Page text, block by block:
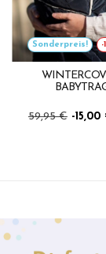
Sonderpreis!
59,95 € -15,00